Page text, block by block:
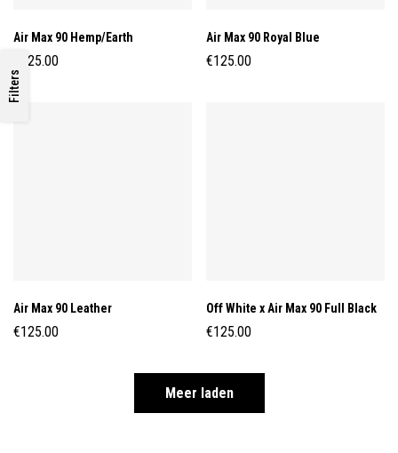
Filters
Air Max 90 Hemp/Earth
125.00
Air Max 90 Royal Blue
€125.00
Air Max 90 Leather
€125.00
Off White x Air Max 90 Full Black
€125.00
Meer laden